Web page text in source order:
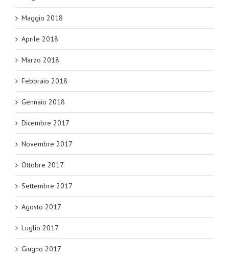
Maggio 2018
Aprile 2018
Marzo 2018
Febbraio 2018
Gennaio 2018
Dicembre 2017
Novembre 2017
Ottobre 2017
Settembre 2017
Agosto 2017
Luglio 2017
Giugno 2017